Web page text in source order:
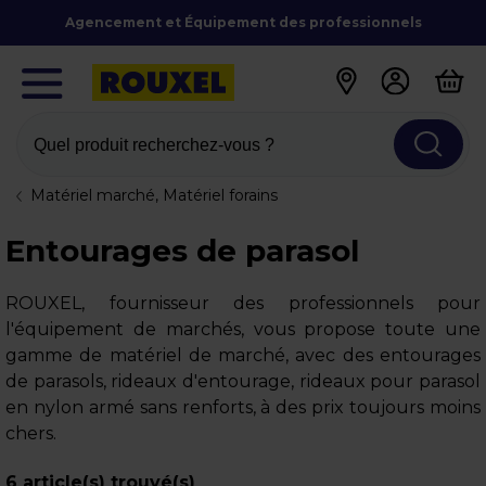
Agencement et Équipement des professionnels
Quel produit recherchez-vous ?
Matériel marché, Matériel forains
Entourages de parasol
ROUXEL, fournisseur des professionnels pour
l'équipement de marchés, vous propose toute une
gamme de matériel de marché, avec des entourages
de parasols, rideaux d'entourage, rideaux pour parasol
en nylon armé sans renforts, à des prix toujours moins
chers.
6 article(s) trouvé(s)